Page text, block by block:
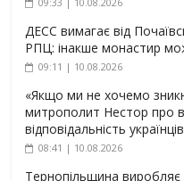
ДЕСС вимагає від
РПЦ: інакше монастир
09:11 | 10.08.2026
«Якщо ми не хочемо
митрополит Нестор про
відповідальність українців
08:41 | 10.08.2026
Тернопільщина виробляє